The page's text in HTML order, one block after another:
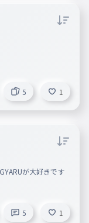
5 1
が大好きです
5 1